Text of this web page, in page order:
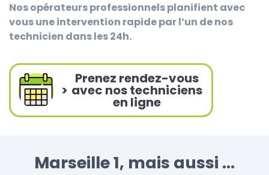
Nos opérateurs professionnels planifient avec
vous une intervention rapide par l’un de nos
technicien dans les 24h.
>
Prenez rendez-vous
avec nos techniciens
en ligne
Marseille 1, mais aussi ...